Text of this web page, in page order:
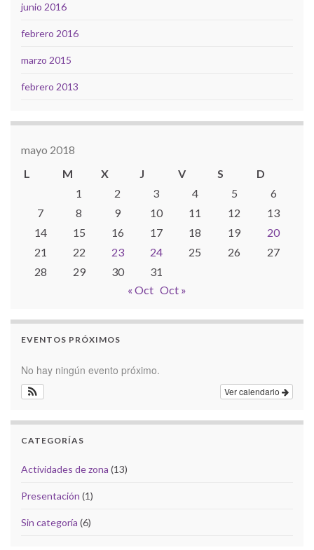
junio 2016
febrero 2016
marzo 2015
febrero 2013
mayo 2018
L
M X J V S
D
1
2 3 4 5
6
7
8 9 10 11 12
13
14
15 16 17 18 19
20
21
22 23 24 25 26
27
28
29 30
31
« Oct Oct »
EVENTOS PRÓXIMOS
No hay ningún evento próximo.
Ver calendario
CATEGORÍAS
Actividades de zona (13)
Presentación (1)
Sin categoría (6)